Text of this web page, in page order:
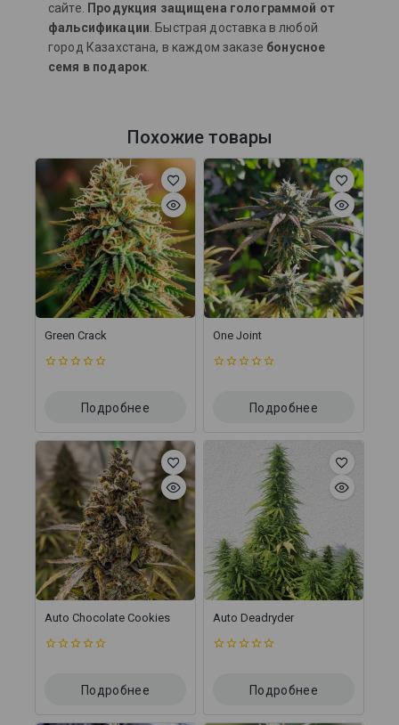
сайте.
Продукция защищена голограммой от
фальсификации . Быстрая доставка в любой
город Казахстана, в каждом заказе бонусное
семя в подарок
Похожие товары
Green Crack
Подробнее
One Joint
Подробнее
Auto Chocolate Cookies
Подробнее
Auto Deadryder
Подробнее